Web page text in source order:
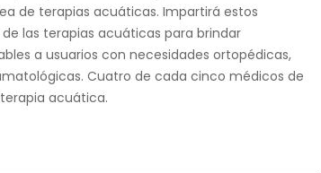
de terapias acuáticas. Impartirá estos
las terapias acuáticas para brindar
a usuarios con necesidades ortopédicas,
Cuatro de cada cinco médicos de
acuática.